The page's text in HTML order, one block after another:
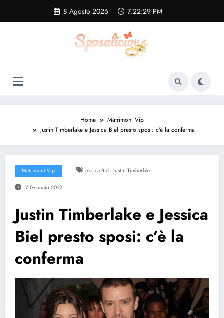
contenuto
8 Agosto 2026 7:22:30 PM
Home
Matrimoni Vip
Justin Timberlake e Jessica Biel presto sposi: c’è la conferma
Matrimoni Vip Jessica Biel, Justin Timberlake
7 Gennaio 2012
Justin Timberlake e Jessica
Biel presto sposi: c’è la
conferma